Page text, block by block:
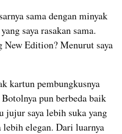
sama dengan minyak
saya rasakan sama.
New Edition? Menurut saya
kartun pembungkusnya
pun berbeda baik
jujur saya lebih suka yang
lebih elegan. Dari luarnya